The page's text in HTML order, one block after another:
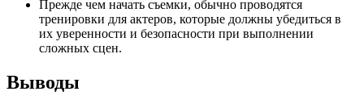
Прежде чем начать съемки, обычно проводятся
тренировки для актеров, которые должны убедиться в
их уверенности и безопасности при выполнении
сложных сцен.
Выводы